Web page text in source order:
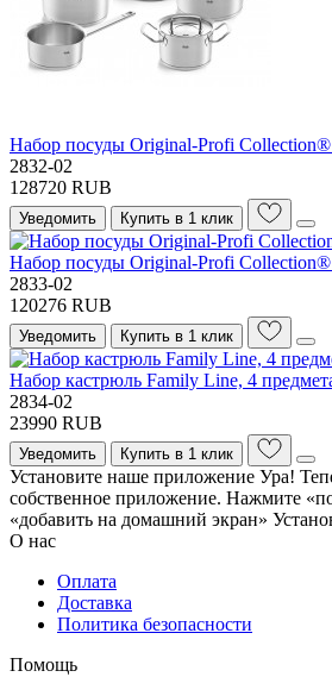
Набор посуды Original-Profi Collection®
2832-02
128720 RUB
Уведомить Купить в 1 клик
Набор посуды Original-Profi Collection®
2833-02
120276 RUB
Уведомить Купить в 1 клик
Набор кастрюль Family Line, 4
2834-02
23990 RUB
Уведомить Купить в 1 клик
Установите наше приложение Ура!
собственное приложение. Нажмите
«добавить на домашний экран»
О нас
Оплата
Доставка
Политика безопасности
Помощь